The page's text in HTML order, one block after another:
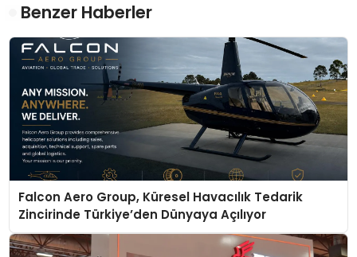
Benzer Haberler
Falcon Aero Group, Küresel Havacılık Tedarik
Zincirinde Türkiye’den Dünyaya Açılıyor